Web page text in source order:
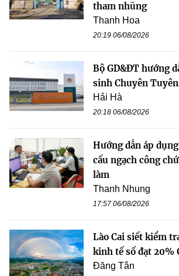
tham nhũng
Thanh Hoa
20:19 06/08/2026
Bộ GD&ĐT hướng
sinh Chuyên
Hải Hà
20:18 06/08/2026
Hướng dẫn áp
cấu ngạch công
làm
Thanh Nhung
17:57 06/08/2026
Lào Cai siết kiểm
kinh tế số đạt 20%
Đăng Tân